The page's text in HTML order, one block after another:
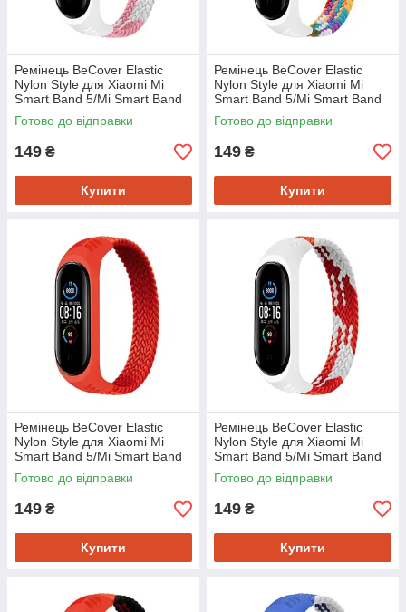
Ремінець BeCover Elastic
Nylon Style для Xiaomi Mi
Smart Band 5/Mi Smart Band
6 Size M Pink/White (706153)
Готово до відправки
149 ₴
Купити
Ремінець BeCover Elastic
Nylon Style для Xiaomi Mi
Smart Band 5/Mi Smart Band
6 Size M Rainbow (706154)
Готово до відправки
149 ₴
Купити
Ремінець BeCover Elastic
Nylon Style для Xiaomi Mi
Smart Band 5/Mi Smart Band
6 Size M Red (706155)
Готово до відправки
149 ₴
Купити
Ремінець BeCover Elastic
Nylon Style для Xiaomi Mi
Smart Band 5/Mi Smart Band
6 Size M Red/White (706148)
Готово до відправки
149 ₴
Купити